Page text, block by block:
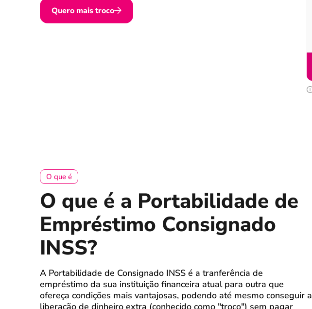
Quero mais troco
O que é
O que é a Portabilidade de
Empréstimo Consignado
INSS?
A Portabilidade de Consignado INSS é a tranferência de
empréstimo da sua instituição financeira atual para outra que
ofereça condições mais vantajosas, podendo até mesmo conseguir a
liberação de dinheiro extra (conhecido como "troco") sem pagar